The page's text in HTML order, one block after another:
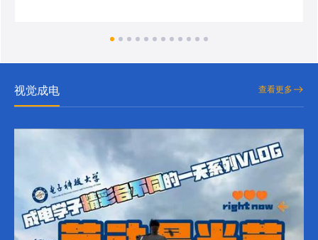
视觉成电 查看更多